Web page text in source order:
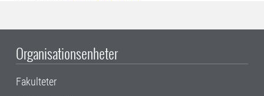
Organisationsenheter
Fakulteter